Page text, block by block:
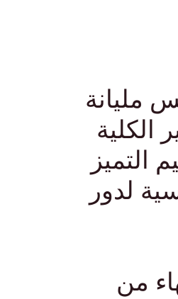
مليانة
التميز
لدور
من